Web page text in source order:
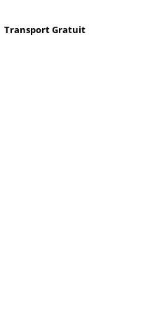
Transport Gratuit